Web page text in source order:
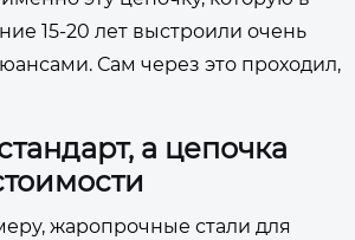
15-20 лет выстроили очень
Сам через это проходил,
а цепочка
жаропрочные стали для